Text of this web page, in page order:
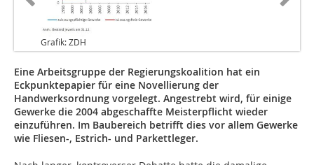
Grafik: ZDH
Eine Arbeitsgruppe der Regierungskoalition hat ein
Eckpunktepapier für eine Novellierung der
Handwerksordnung vorgelegt. Angestrebt wird, für einige
Gewerke die 2004 abgeschaffte Meisterpflicht wieder
einzuführen. Im Baubereich betrifft dies vor allem Gewerke
wie Fliesen-, Estrich- und Parkettleger.